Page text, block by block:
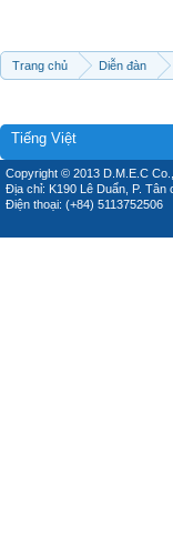
Trang chủ Diễn đàn
Tiếng Việt
Copyright © 2013 D.M.E.C
Địa chỉ: K190 Lê Duẩn, P. Tân
Điện thoại: (+84) 5113752506